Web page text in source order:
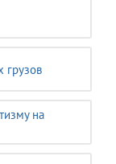
грузов
на